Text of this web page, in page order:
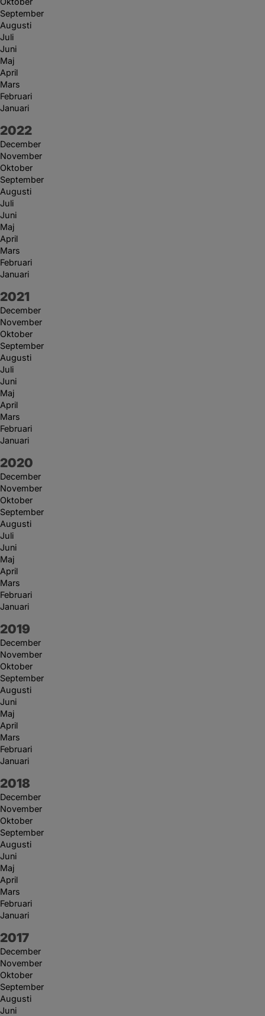
September
Augusti
Juli
Juni
Maj
April
Mars
Februari
Januari
År:
2022
December
November
Oktober
September
Augusti
Juli
Juni
Maj
April
Mars
Februari
Januari
År:
2021
December
November
Oktober
September
Augusti
Juli
Juni
Maj
April
Mars
Februari
Januari
År:
2020
December
November
Oktober
September
Augusti
Juli
Juni
Maj
April
Mars
Februari
Januari
År:
2019
December
November
Oktober
September
Augusti
Juni
Maj
April
Mars
Februari
Januari
År:
2018
December
November
Oktober
September
Augusti
Juni
Maj
April
Mars
Februari
Januari
År:
2017
December
November
Oktober
September
Augusti
Juni